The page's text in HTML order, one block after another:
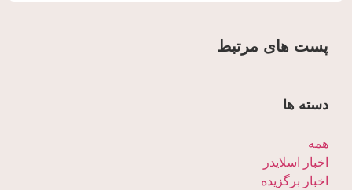
پست های مرتبط
دسته ها
همه
اخبار اسلایدر
اخبار برگزیده